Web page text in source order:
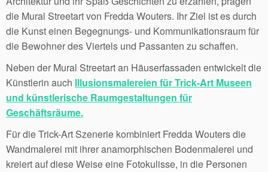
die Mural Streetart von Fredda Wouters. Ihr Ziel ist es durch
die Kunst einen Begegnungs- und Kommunikationsraum für
die Bewohner des Viertels und Passanten zu schaffen.
Neben der Mural Streetart an Häuserfassaden entwickelt die
Künstlerin auch Illusionsmalereien für Trick-Art Museen
und künstlerische Raumgestaltungen für
Geschäftsräume.
Für die Trick-Art Szenerie kombiniert Fredda Wouters die
Wandmalerei mit ihrer anamorphischen Bodenmalerei und
kreiert auf diese Weise eine Fotokulisse, in die Personen